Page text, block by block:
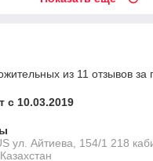
из 11 отзывов за
с 10.03.2019
ул. Айтиева, 154/1​ 218